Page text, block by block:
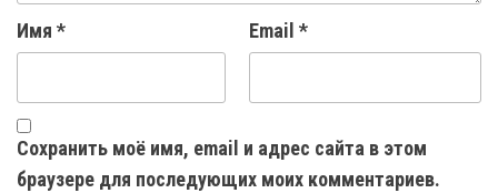
Имя * Email *
Сохранить моё имя, email и адрес сайта в этом
браузере для последующих моих комментариев.